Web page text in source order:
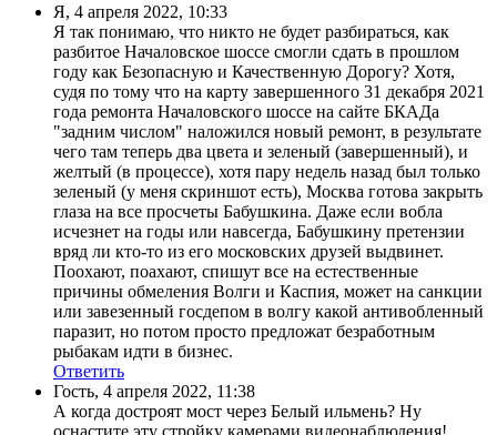
Я, 4 апреля 2022, 10:33
Я так понимаю, что никто не будет разбираться, как
разбитое Началовское шоссе смогли сдать в прошлом
году как Безопасную и Качественную Дорогу? Хотя,
судя по тому что на карту завершенного 31 декабря 2021
года ремонта Началовского шоссе на сайте БКАДа
"задним числом" наложился новый ремонт, в результате
чего там теперь два цвета и зеленый (завершенный), и
желтый (в процессе), хотя пару недель назад был только
зеленый (у меня скриншот есть), Москва готова закрыть
глаза на все просчеты Бабушкина. Даже если вобла
исчезнет на годы или навсегда, Бабушкину претензии
вряд ли кто-то из его московских друзей выдвинет.
Поохают, поахают, спишут все на естественные
причины обмеления Волги и Каспия, может на санкции
или завезенный госдепом в волгу какой антивобленный
паразит, но потом просто предложат безработным
рыбакам идти в бизнес.
Ответить
Гость, 4 апреля 2022, 11:38
А когда достроят мост через Белый ильмень? Ну
оснастите эту стройку камерами видеонаблюдения!